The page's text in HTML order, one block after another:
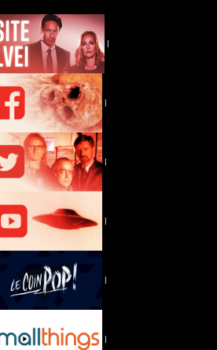
|
|
|
|
|
|